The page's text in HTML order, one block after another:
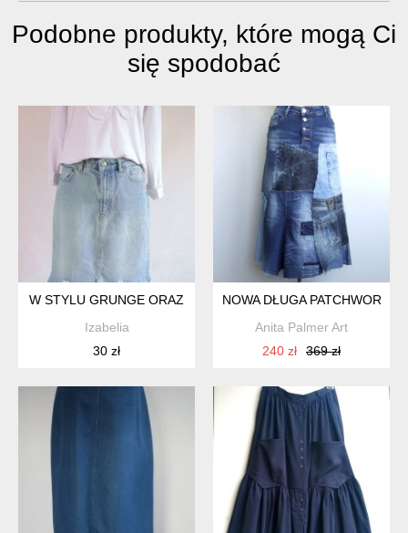
Podobne produkty, które mogą Ci
się spodobać
W STYLU GRUNGE ORAZ
Izabelia
30 zł
NOWA DŁUGA
Anita Palmer Art
240 zł
369 zł